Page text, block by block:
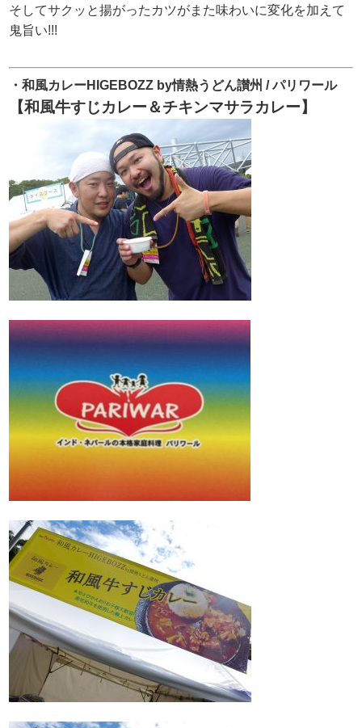
そしてサクッと揚がったカツがまた味わいに変化を加えて
鬼旨い!!!
・和風カレーHIGEBOZZ by情熱うどん讃州 / パリワール
【和風牛すじカレー＆チキンマサラカレー】